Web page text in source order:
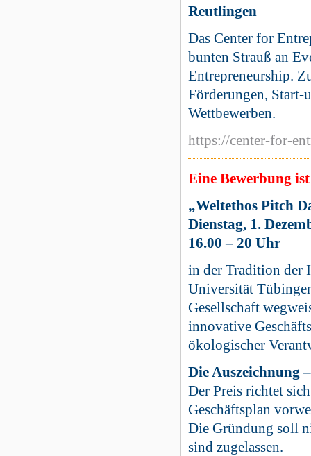
Reutlingen
Das Center for
bunten Strauß an
Entrepreneurship.
Förderungen, Start-
Wettbewerben.
https://center-for-
Eine Bewerbung
„Weltethos Pitch
Dienstag, 1.
16.00 – 20 Uhr
in der Tradition der
Universität
Gesellschaft
innovative
ökologischer
Die Auszeichnung
Der Preis richtet
Geschäftsplan
Die Gründung soll
sind zugelassen.